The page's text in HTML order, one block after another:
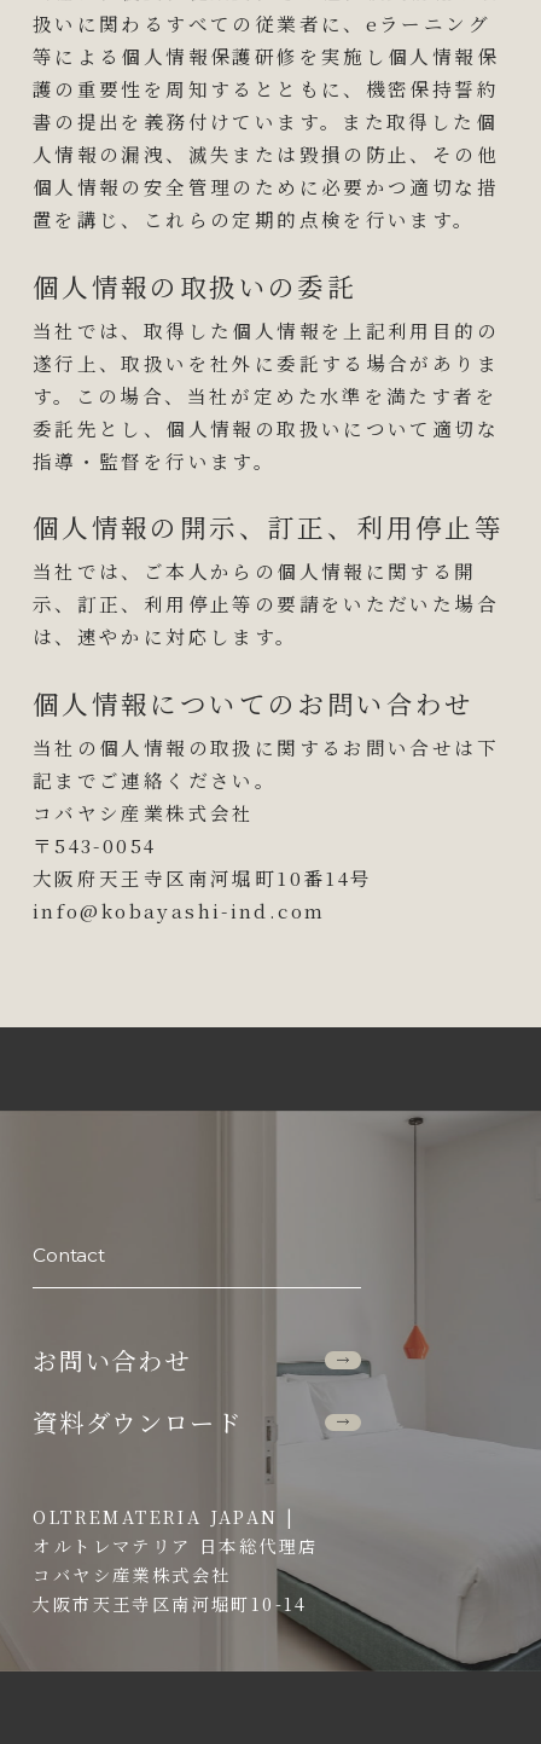
扱いに関わるすべての従業者に、eラーニング
等による個人情報保護研修を実施し個人情報保
護の重要性を周知するとともに、機密保持誓約
書の提出を義務付けています。また取得した個
人情報の漏洩、滅失または毀損の防止、その他
個人情報の安全管理のために必要かつ適切な措
置を講じ、これらの定期的点検を行います。
個人情報の取扱いの委託
当社では、取得した個人情報を上記利用目的の
遂行上、取扱いを社外に委託する場合がありま
す。この場合、当社が定めた水準を満たす者を
委託先とし、個人情報の取扱いについて適切な
指導・監督を行います。
個人情報の開示、訂正、利用停止等
当社では、ご本人からの個人情報に関する開
示、訂正、利用停止等の要請をいただいた場合
は、速やかに対応します。
個人情報についてのお問い合わせ
当社の個人情報の取扱に関するお問い合せは下
記までご連絡ください。
コバヤシ産業株式会社
〒543-0054
大阪府天王寺区南河堀町10番14号
info@kobayashi-ind.com
Contact
お問い合わせ
資料ダウンロード
OLTREMATERIA JAPAN |
オルトレマテリア ⽇本総代理店
コバヤシ産業株式会社
⼤阪市天王寺区南河堀町10-14